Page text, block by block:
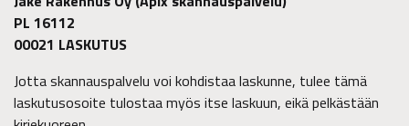
PL 16112
00021 LASKUTUS
Jotta skannauspalvelu voi kohdistaa laskunne, tulee tämä
laskutusosoite tulostaa myös itse laskuun, eikä pelkästään